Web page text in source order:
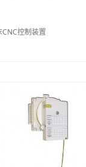
CNC控制装置